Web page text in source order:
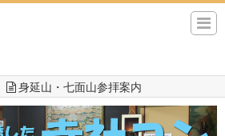
身延山・七面山参拝案内